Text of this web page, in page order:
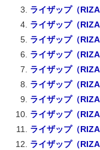
ライザップ（
ライザップ（
ライザップ（
ライザップ（
ライザップ（
ライザップ（
ライザップ（
ライザップ（
ライザップ（
ライザップ（